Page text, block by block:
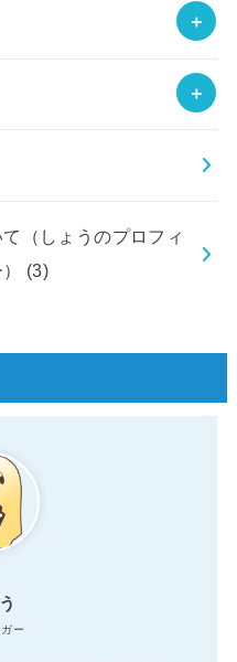
（しょうのプロフィ
(3)
ー